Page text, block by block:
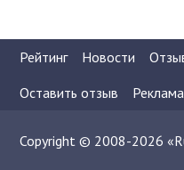
Рейтинг Новости
Оставить отзыв
Copyright © 2008-2026